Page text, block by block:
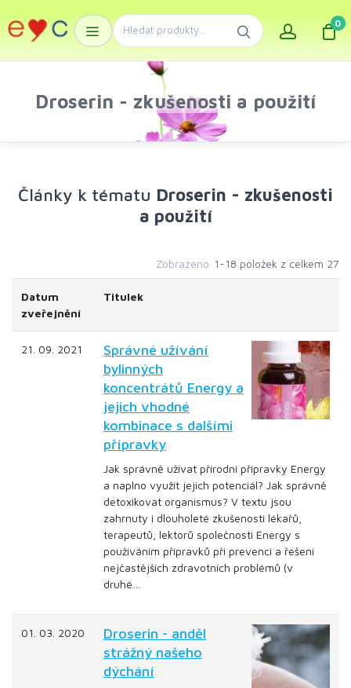
0
Droserin - zkušenosti a použití
Články k tématu Droserin - zkušenosti
a použití
Zobrazeno 1-18 položek z celkem 27
Datum
zveřejnění
Titulek
21. 09. 2021
Správné užívání
bylinných
koncentrátů Energy a
jejich vhodné
kombinace s dalšími
přípravky
Jak správně užívat přírodní přípravky Energy
a naplno využít jejich potenciál? Jak správně
detoxikovat organismus? V textu jsou
zahrnuty i dlouholeté zkušenosti lékařů,
terapeutů, lektorů společnosti Energy s
používáním přípravků při prevenci a řešení
nejčastějších zdravotních problémů (v
druhé…
01. 03. 2020
Droserin - anděl
strážný našeho
dýchání